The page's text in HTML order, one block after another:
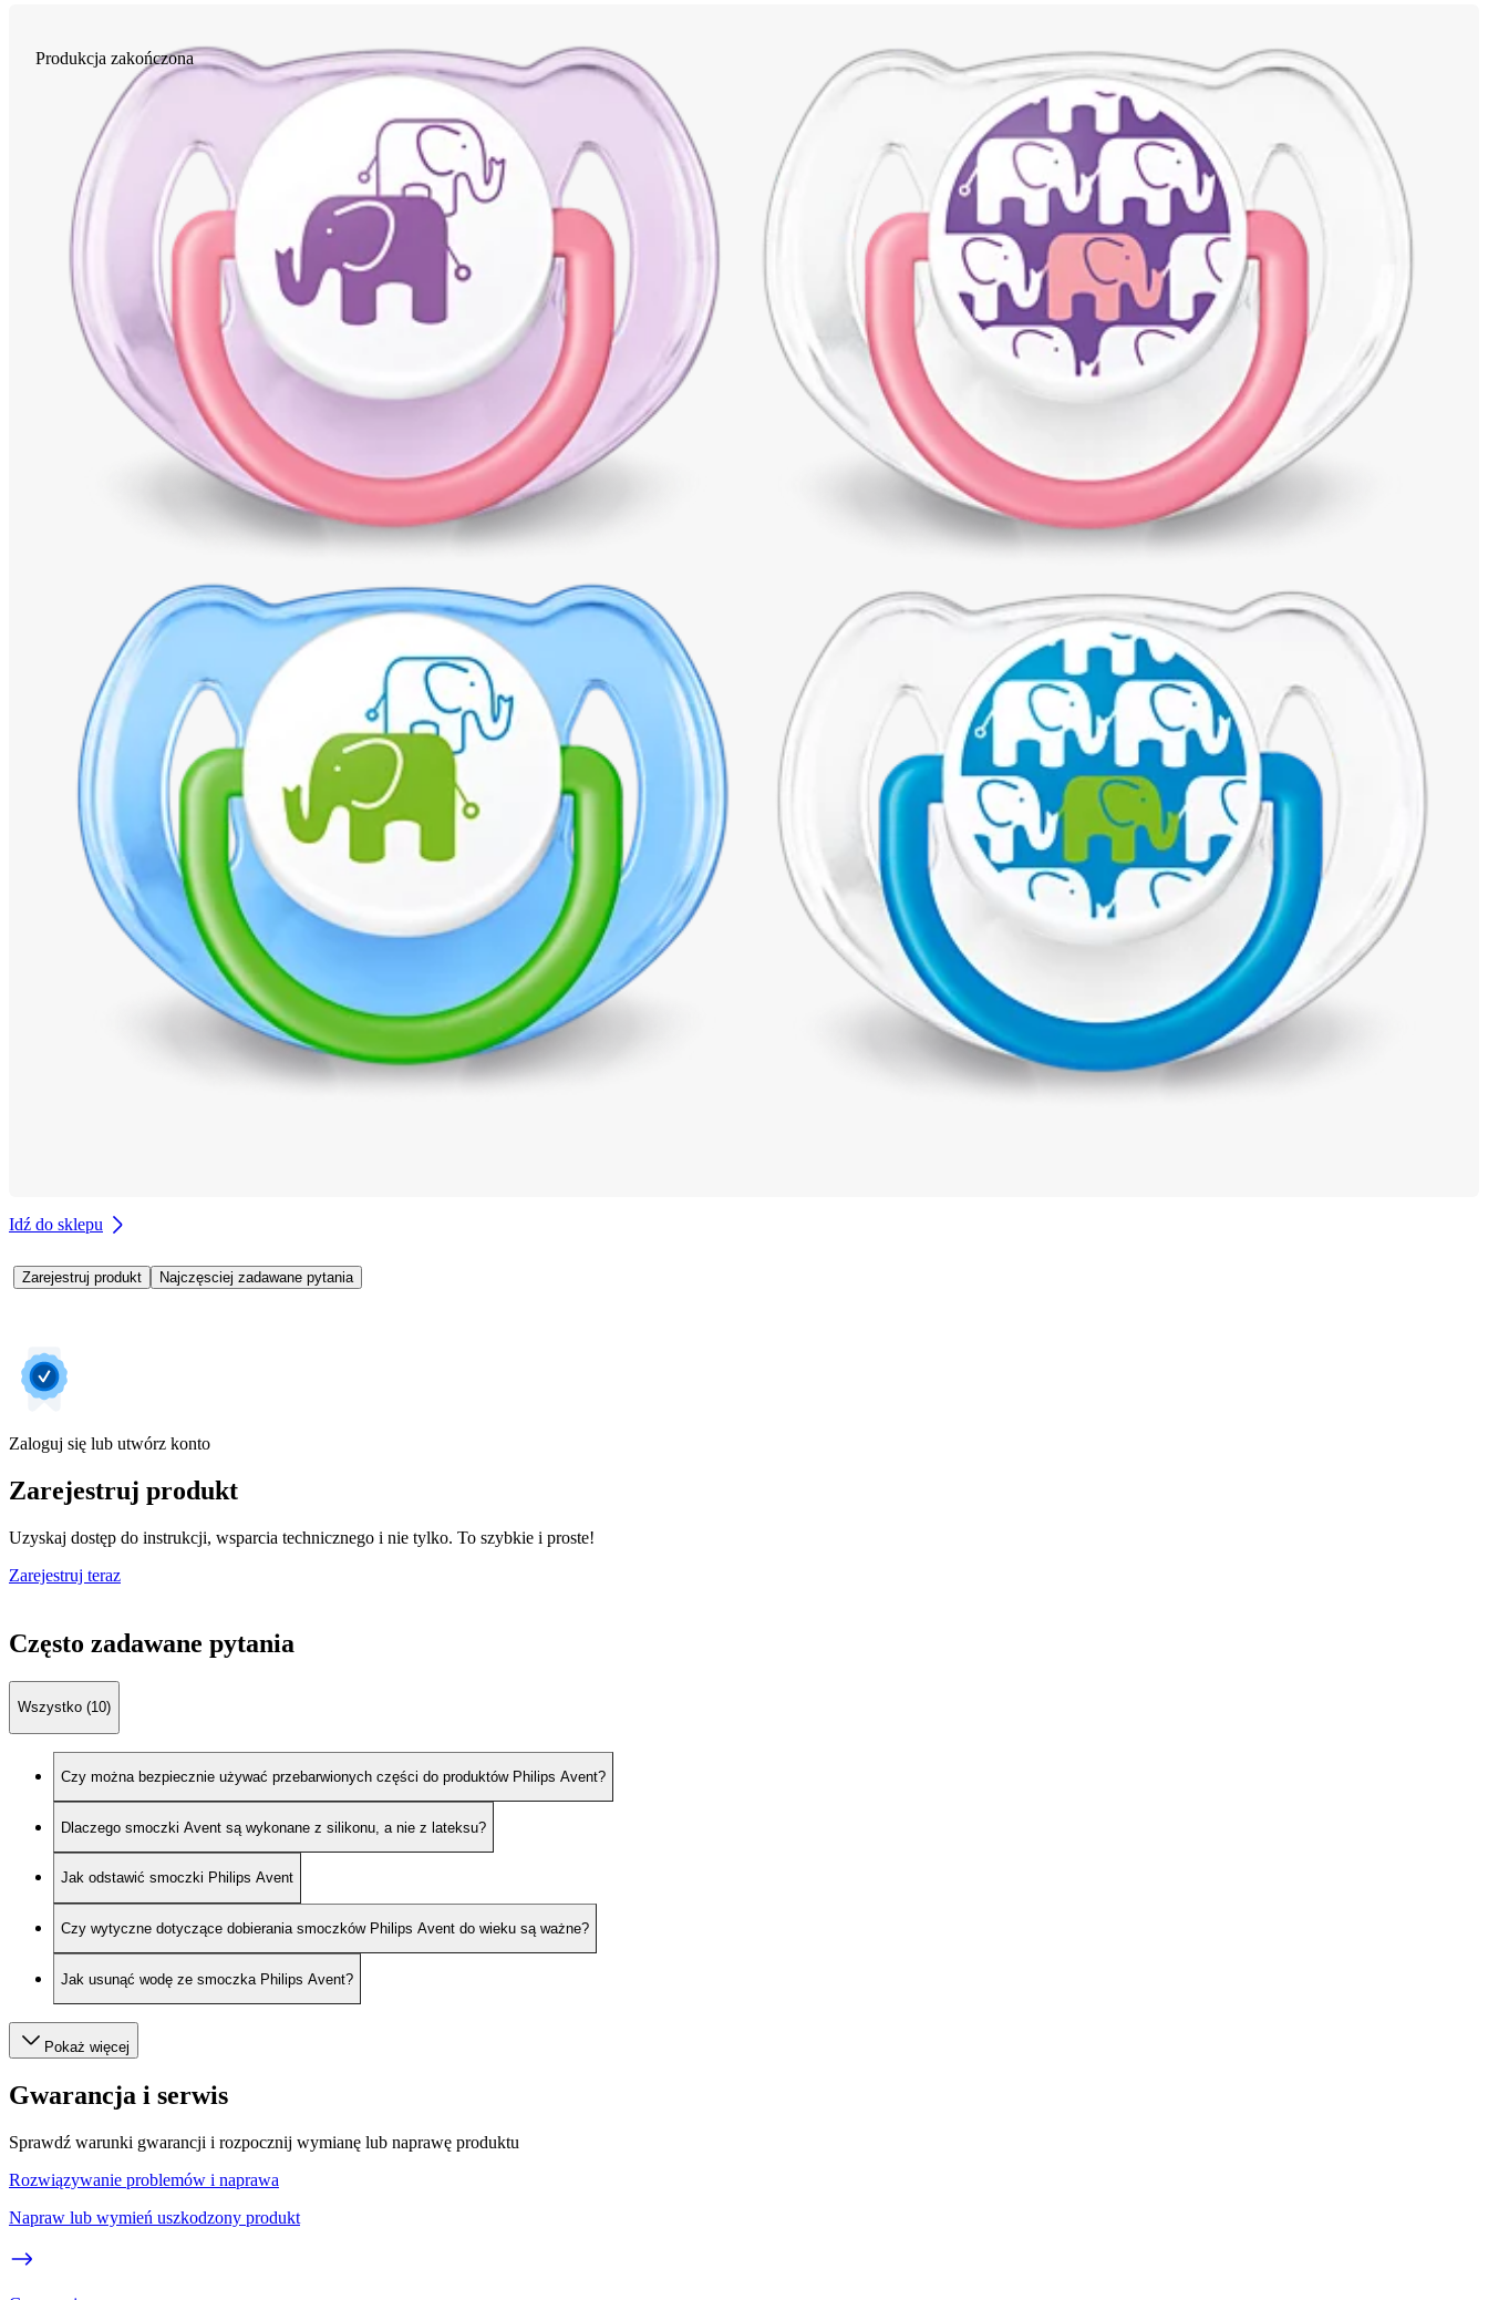
Produkcja zakończona
Idź do sklepu
Zarejestruj produkt Najczęsciej zadawane pytania
Zaloguj się lub utwórz konto
Zarejestruj produkt
Uzyskaj dostęp do instrukcji, wsparcia technicznego i nie tylko. To szybkie i proste!
Zarejestruj teraz
Często zadawane pytania
Wszystko (10)
Czy można bezpiecznie używać przebarwionych części do produktów Philips Avent?
Dlaczego smoczki Avent są wykonane z silikonu, a nie z lateksu?
Jak odstawić smoczki Philips Avent
Czy wytyczne dotyczące dobierania smoczków Philips Avent do wieku są ważne?
Jak usunąć wodę ze smoczka Philips Avent?
Pokaż więcej
Gwarancja i serwis
Sprawdź warunki gwarancji i rozpocznij wymianę lub naprawę produktu
Rozwiązywanie problemów i naprawa
Napraw lub wymień uszkodzony produkt